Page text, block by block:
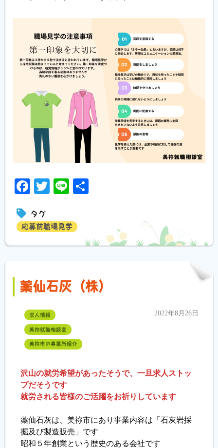
Facebook
Twitter
Line
タグ
応募前職場見学
薬仙石灰（株）
求人情報
美祢就職相談室
美祢市の事業所紹介
2022年8月26日
沢山の就労希望があったそうで、一旦求人ストッ
プだそうです
就労される皆様のご活躍をお祈りしています
薬仙石灰は、美祢市にあり事業内容は「石灰岩採
掘及び製造販売」です
昭和５年創業という歴史のある会社です